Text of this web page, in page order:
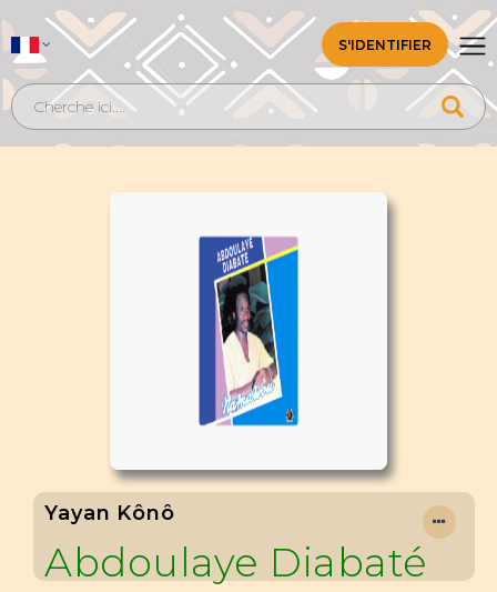
S'IDENTIFIER
Yayan Kônô
Abdoulaye Diabaté